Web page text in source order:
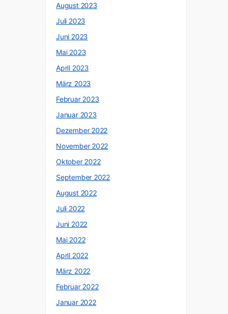
August 2023
Juli 2023
Juni 2023
Mai 2023
April 2023
März 2023
Februar 2023
Januar 2023
Dezember 2022
November 2022
Oktober 2022
September 2022
August 2022
Juli 2022
Juni 2022
Mai 2022
April 2022
März 2022
Februar 2022
Januar 2022